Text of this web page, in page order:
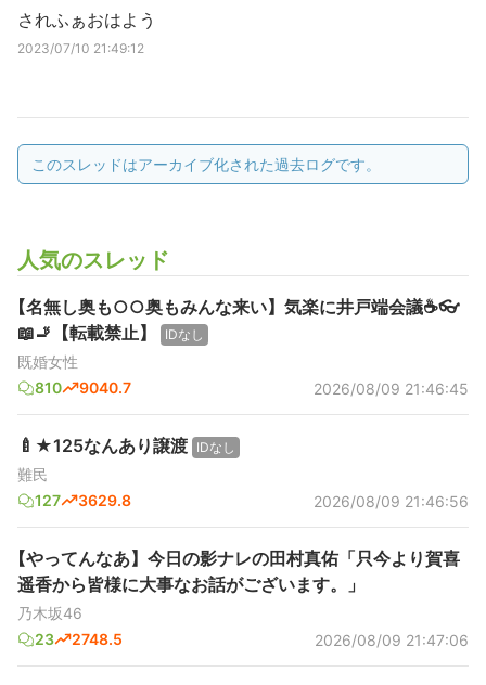
されふぁおはよう
2023/07/10 21:49:12
このスレッドはアーカイブ化された過去ログです。
人気のスレッド
【名無し奥も○○奥もみんな来い】気楽に井戸端会議☕️👓️
📖🚬【転載禁止】
IDなし
既婚女性
810
9040.7 2026/08/09 21:46:45
🍼★125なんあり譲渡 IDなし
難民
127
3629.8 2026/08/09 21:46:56
【やってんなあ】今日の影ナレの田村真佑「只今より賀喜
遥香から皆様に大事なお話がございます。」
乃木坂46
23
2748.5 2026/08/09 21:47:06